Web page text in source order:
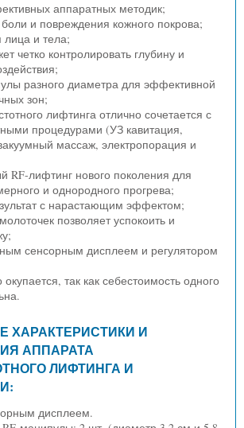
аппаратных методик;
и повреждения кожного покрова;
лица и тела;
четко контролировать глубину и
разного диаметра для эффективной
зон;
лифтинга отлично сочетается с
процедурами (УЗ кавитация,
массаж, электропорация и
RF-лифтинг нового поколения для
и однородного прогрева;
с нарастающим эффектом;
позволяет успокоить и
сенсорным дисплеем и регулятором
так как себестоимость одного
ХАРАКТЕРИСТИКИ И
АППАРАТА
ЛИФТИНГА И
дисплеем.